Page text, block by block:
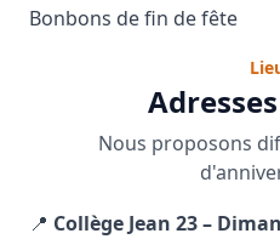
Bonbons de fin de fête
Nous proposons
📍 Collège Jean 23 –